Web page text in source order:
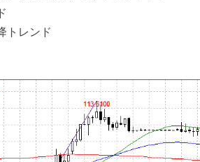
トレンド